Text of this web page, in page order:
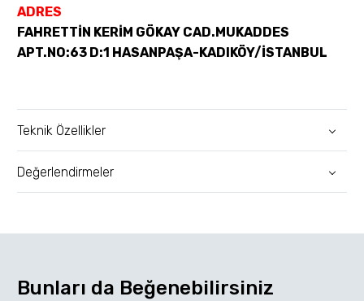
ADRES
FAHRETTİN KERİM GÖKAY CAD.MUKADDES
APT.NO:63 D:1 HASANPAŞA-KADIKÖY/İSTANBUL
Teknik Özellikler
Değerlendirmeler
Bunları da Beğenebilirsiniz